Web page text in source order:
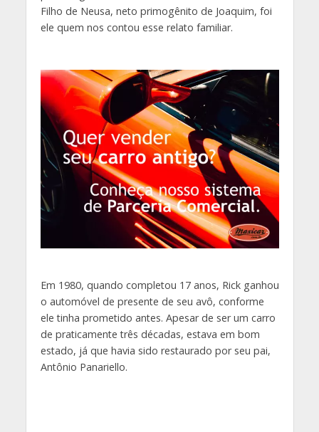
Filho de Neusa, neto primogênito de Joaquim, foi
ele quem nos contou esse relato familiar.
Em 1980, quando completou 17 anos, Rick ganhou
o automóvel de presente de seu avô, conforme
ele tinha prometido antes. Apesar de ser um carro
de praticamente três décadas, estava em bom
estado, já que havia sido restaurado por seu pai,
Antônio Panariello.